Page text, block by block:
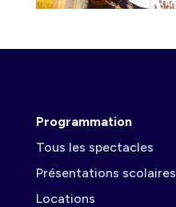
Programmation
Tous les spectacles
Présentations scolaires
Locations